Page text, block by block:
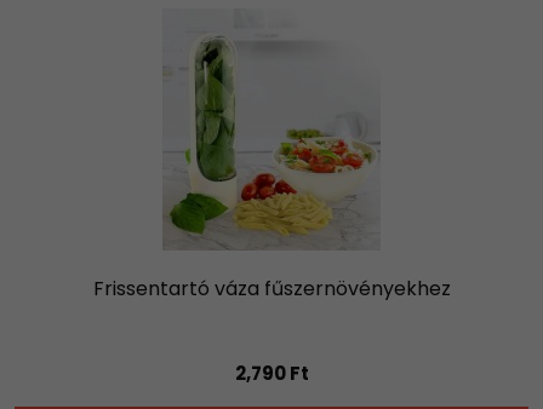
Frissentartó váza fűszernövényekhez
2,790 Ft